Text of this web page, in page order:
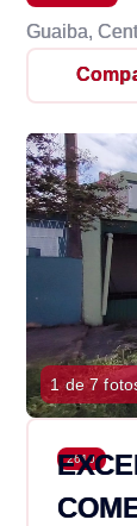
Guaiba,
1 de 7
2610